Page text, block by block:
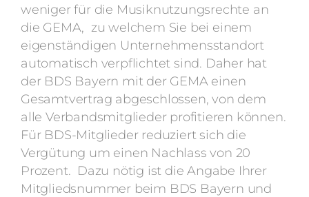
weniger für die Musiknutzungsrechte an
die GEMA, zu welchem Sie bei einem
eigenständigen Unternehmensstandort
automatisch verpflichtet sind. Daher hat
der BDS Bayern mit der GEMA einen
Gesamtvertrag abgeschlossen, von dem
alle Verbandsmitglieder profitieren können.
Für BDS-Mitglieder reduziert sich die
Vergütung um einen Nachlass von 20
Prozent. Dazu nötig ist die Angabe Ihrer
Mitgliedsnummer beim BDS Bayern und